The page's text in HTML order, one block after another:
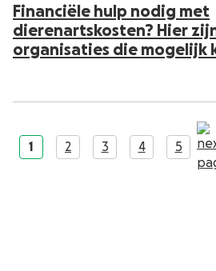
Financiële hulp nodig met
dierenartskosten? Hier
organisaties die mogelijk
1 2 3 4 5